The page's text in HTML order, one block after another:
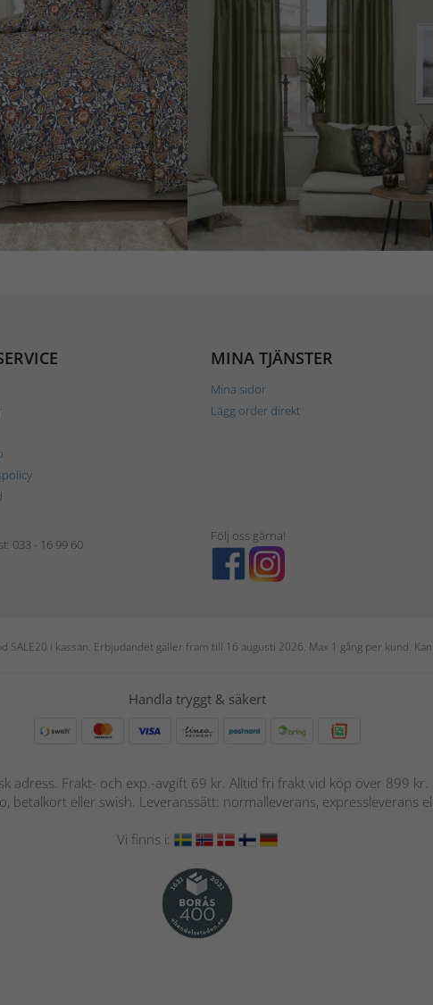
MINA TJÄNSTER
Mina sidor
Lägg order direkt
033 - 16 99 60
Följ oss gärna!
SALE20 i kassan. Erbjudandet gäller fram till 16 augusti 2026. Max 1 gång per kund.
Handla tryggt & säkert
adress. Frakt- och exp.-avgift 69 kr. Alltid fri frakt vid köp över 899 kr.
betalkort eller swish. Leveranssätt: normalleverans, expressleverans
Vi finns i: